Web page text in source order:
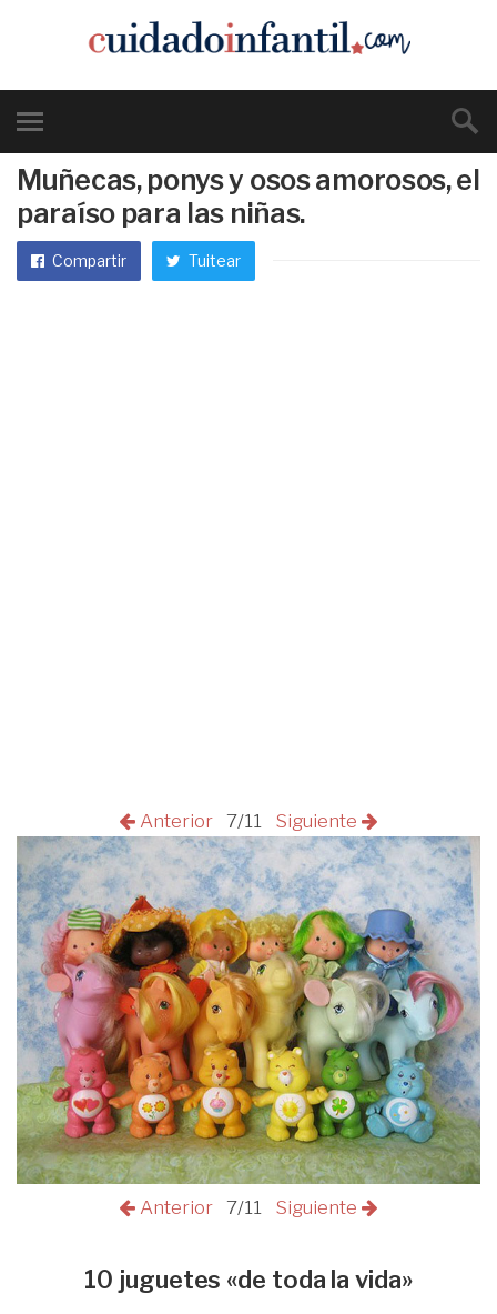
Muñecas, ponys y osos amorosos, el
paraíso para las niñas.
Compartir Tuitear
Anterior 7/11 Siguiente
Anterior 7/11 Siguiente
10 juguetes «de toda la vida»